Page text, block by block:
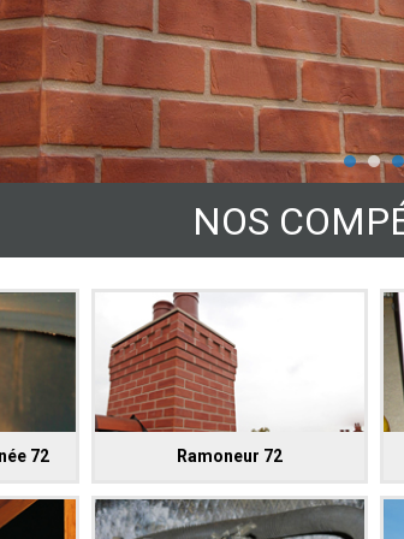
NOS
72 Ramoneur 72